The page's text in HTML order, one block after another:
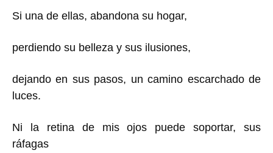
Si una de ellas, abandona su hogar,
perdiendo su belleza y sus ilusiones,
dejando en sus pasos, un camino escarchado de
luces.
Ni la retina de mis ojos puede soportar, sus
ráfagas